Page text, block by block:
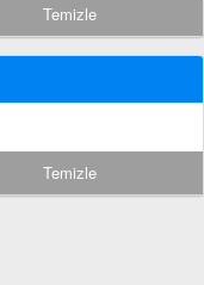
Temizle
Temizle